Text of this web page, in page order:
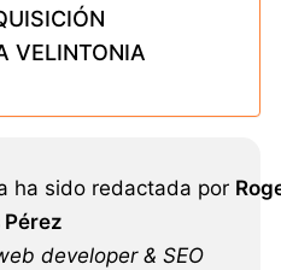
VELINTONIA
ha sido redactada por
Pérez
developer & SEO